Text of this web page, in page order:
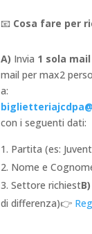
📧 Cosa fare per
A) Invia 1 sola
mail per max2
a:
con i seguenti dati:
Partita (es:
2. Nome e
3. Settore richiestB)
di differenza)👉